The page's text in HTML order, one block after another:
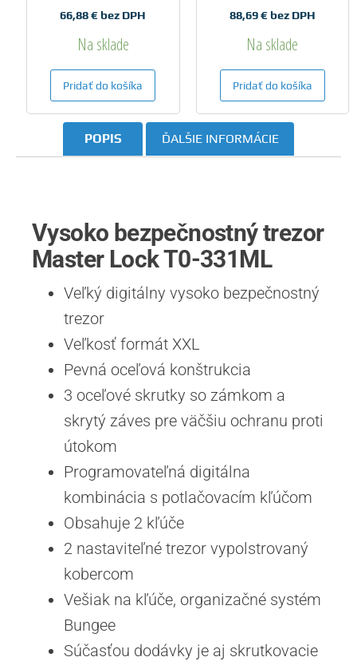
66,88€ bez DPH
Na sklade
Pridať do košíka
88,69€bez DPH
Na sklade
Pridať do košíka
POPIS ĎALŠIE INFORMÁCIE
Vysoko bezpečnostný trezor
Master Lock T0-331ML
Veľký digitálny vysoko bezpečnostný
trezor
Veľkosť formát XXL
Pevná oceľová konštrukcia
3 oceľové skrutky so zámkom a
skrytý záves pre väčšiu ochranu proti
útokom
Programovateľná digitálna
kombinácia s potlačovacím kľúčom
Obsahuje 2 kľúče
2 nastaviteľné trezor vypolstrovaný
kobercom
Vešiak na kľúče, organizačné systém
Bungee
Súčasťou dodávky je aj skrutkovacie